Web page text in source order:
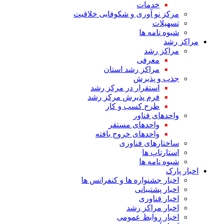
خدمات
مرکز نو آوری و شکوفایی خلاقیت
تسهیلات
شیوه نامه ها
مراکز رشد
مراکز رشد
معرفی
مراکز رشد استان
جذب و پذیرش
استقرار در مرکز رشد
فرم پذیرش مرکز رشد
طرح کسب و کار
واحدهای فناور
واحدهای مستقر
واحدهای خروج یافته
ساختارهای فناوری
استارتاپ ها
شیوه نامه ها
اخبار پارک
اخبار جشنواره ها و کنفرانس ها
اخبار پشتیبانی
اخبار فناوری
اخبار مراکز رشد
اخبار روابط عمومی